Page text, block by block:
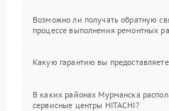
Возможно ли получать обратную
процессе выполнения ремонтных
Какую гарантию вы
В каких районах Мурманска
сервисные центры HITACHI?